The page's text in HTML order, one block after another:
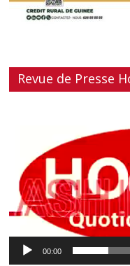
Revue de Presse
00:00